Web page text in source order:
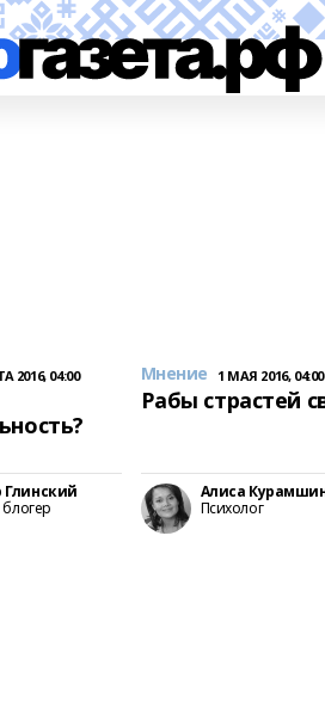
2016, 04:00 Мнение 1 МАЯ 2016, 04:00
Рабы страстей
Алиса
Психолог